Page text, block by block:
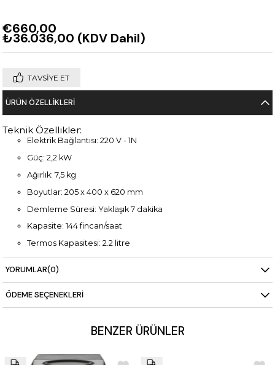
€660,00
₺36.036,00 (KDV Dahil)
TAVSIYE ET
ÜRÜN ÖZELLIKLERI
Teknik Özellikler:
Elektrik Bağlantısı: 220 V - 1N
Güç: 2,2 kW
Ağırlık: 7,5 kg
Boyutlar: 205 x 400 x 620 mm
Demleme Süresi: Yaklaşık 7 dakika
Kapasite: 144 fincan/saat
Termos Kapasitesi: 2.2 litre
Su Girişi: Şebeke bağlantılı ve manuel dolum
Paslanmaz çelik demleme haznesi
YORUMLAR(0)
ÖDEME SEÇENEKLERI
BENZER ÜRÜNLER